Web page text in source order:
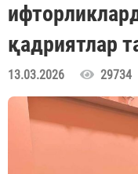
қадриятлар
13.03.2026 29734